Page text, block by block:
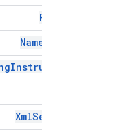
Format
Namespace
Instruction
XmlService